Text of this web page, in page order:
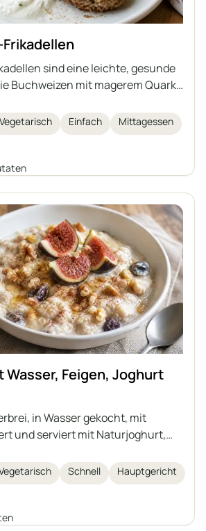
sind eine leichte, gesunde
Buchweizen mit magerem Quark,
sind dadurch
reich an Ballaststoffen sowie
ist einfach und schnell
eignet sich perfekt als gesunde
Vegetarisch Einfach
Mittagessen
Wasser, Feigen, Joghurt
in Wasser gekocht, mit
und serviert mit Naturjoghurt,
schnelles, gesundes und leichtes
Jeder kann den
Lieblingsfrüchten oder
um seine eigene Version
Schnell
Hauptgericht